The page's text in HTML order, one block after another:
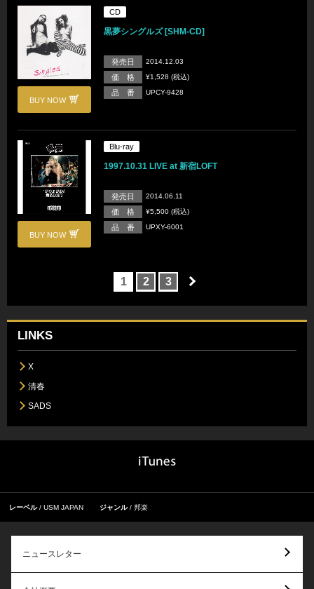
BUY NOW
CD
黒夢シングルズ [SHM-CD]
発売日 2014.12.03
価 格 ¥1,528 (税込)
品 番 UPCY-9428
BUY NOW
Blu-ray
1997.10.31 LIVE at 新宿LOFT
発売日 2014.06.11
価 格 ¥5,500 (税込)
品 番 UPXY-6001
1 2 3
LINKS
X
清春
SADS
レーベル USM JAPAN ジャンル 邦楽
ニュースレター